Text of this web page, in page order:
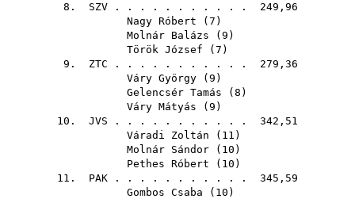
8. SZV . . . . . . . . . . . 249,96
Nagy Róbert ( 7 )
Molnár Balázs ( 9 )
Török József ( 7 )
9. ZTC . . . . . . . . . . . 279,36
Váry György ( 9 )
Gelencsér Tamás ( 8 )
Váry Mátyás ( 9 )
10. JVS . . . . . . . . . . . 342,51
Váradi Zoltán ( 11 )
Molnár Sándor ( 10 )
Pethes Róbert ( 10 )
11. PAK . . . . . . . . . . . 345,59
Gombos Csaba ( 10 )